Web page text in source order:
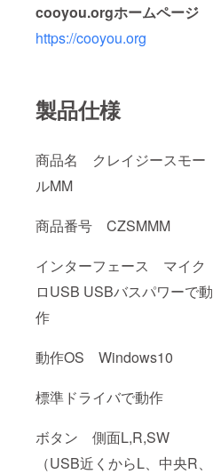
cooyou.orgホームページ
https://cooyou.org
製品仕様
商品名 クレイジースモー
ルMM
商品番号 CZSMMM
インターフェース マイク
ロUSB USBバスパワーで動
作
動作OS Windows10
標準ドライバで動作
ボタン 側面L,R,SW
（USB近くからL、中央R、